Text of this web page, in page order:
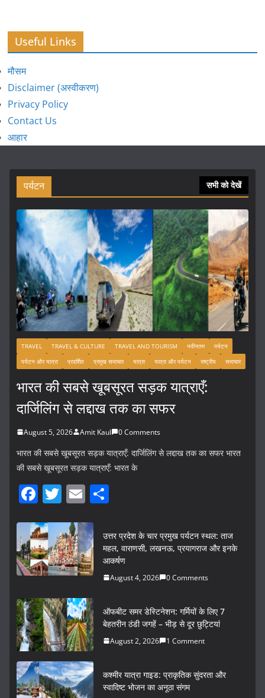
Useful Links
मौसम
Disclaimer (अस्वीकरण)
Privacy Policy
Contact Us
आहार
पर्यटन सभी को देखें
TRAVEL TRAVEL & CULTURE TRAVEL AND TOURISM नवीनतम
पर्यटन
पर्यटन और यात्रा
प्रदर्शित प्रमुख समाचार यात्रा यात्रा और पर्यटन राष्ट्रीय समाचार
भारत की सबसे खूबसूरत सड़क यात्राएँ:
दार्जिलिंग से लद्दाख तक का सफर
August 5, 2026 Amit Kaul 0 Comments
भारत की सबसे खूबसूरत सड़क यात्राएँ: दार्जिलिंग से लद्दाख तक का सफर भारत
की सबसे खूबसूरत सड़क यात्राएँ: भारत के
F
c
e
b
o
k
T
itt
er
E
ai
l
ar
e
उत्तर प्रदेश के चार प्रमुख पर्यटन स्थल: ताज
महल, वाराणसी, लखनऊ, प्रयागराज और इनके
आकर्षण
August 4, 2026 0 Comments
ऑफबीट समर डेस्टिनेशन: गर्मियों के लिए 7
बेहतरीन ठंडी जगहें – भीड़ से दूर छुट्टियां
August 2, 2026 1 Comment
कश्मीर यात्रा गाइड: प्राकृतिक सुंदरता और
स्वादिष्ट भोजन का अनूठा संगम